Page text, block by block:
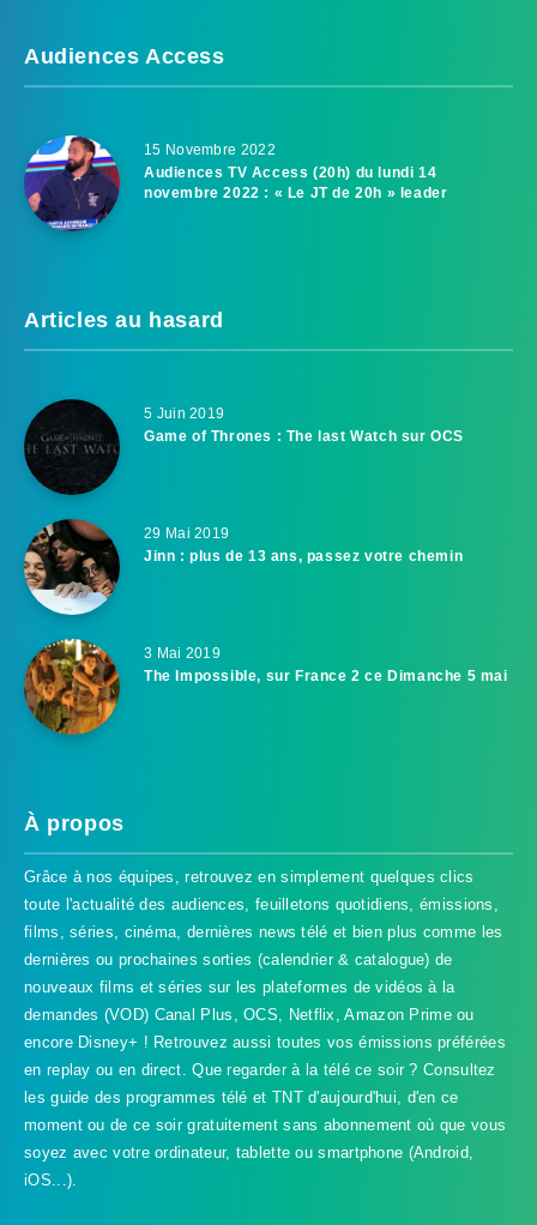
Audiences Access
15 Novembre 2022
Audiences TV Access (20h) du lundi 14
novembre 2022 : « Le JT de 20h » leader
Articles au hasard
5 Juin 2019
Game of Thrones : The last Watch sur OCS
29 Mai 2019
Jinn : plus de 13 ans, passez votre chemin
3 Mai 2019
The Impossible, sur France 2 ce Dimanche 5 mai
À propos
Grâce à nos équipes, retrouvez en simplement quelques clics
toute l'actualité des audiences, feuilletons quotidiens, émissions,
films, séries, cinéma, dernières news télé et bien plus comme les
dernières ou prochaines sorties (calendrier & catalogue) de
nouveaux films et séries sur les plateformes de vidéos à la
demandes (VOD) Canal Plus, OCS, Netflix, Amazon Prime ou
encore Disney+ ! Retrouvez aussi toutes vos émissions préférées
en replay ou en direct. Que regarder à la télé ce soir ? Consultez
les guide des programmes télé et TNT d'aujourd'hui, d'en ce
moment ou de ce soir gratuitement sans abonnement où que vous
soyez avec votre ordinateur, tablette ou smartphone (Android,
iOS...).
TVProgramme respecte votre vie
TVProgramme utilise des Cookies dans le but de traiter